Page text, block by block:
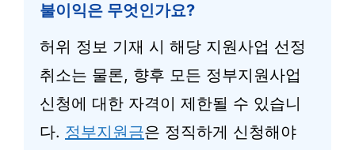
불이익은 무엇인가요?
허위 정보 기재 시 해당 지원사업 선정
취소는 물론, 향후 모든 정부지원사업
신청에 대한 자격이 제한될 수 있습니
다. 정부지원금은 정직하게 신청해야